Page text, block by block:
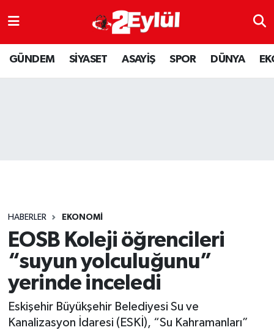
GÜNDEM SİYASET ASAYİŞ SPOR DÜNYA
HABERLER EKONOMİ
EOSB Koleji öğrencileri
“suyun yolculuğunu”
yerinde inceledi
Eskişehir Büyükşehir Belediyesi Su ve
Kanalizasyon İdaresi (ESKİ), “Su Kahramanları”
ASAYİŞ
DÜNYA
SPOR
YAŞAM
Nöbetçi Eczaneler
Hava Durumu
Son Dakika Haberleri
Haber Arşivi